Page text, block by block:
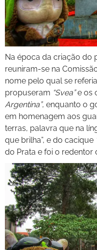
Na época da criação do
reuniram-se na
nome pelo qual se
propuseram “Svea”e os
Argentina”, enquanto o
em homenagem aos
terras, palavra que na
que brilha”, e do cacique
do Prata e foi o redentor